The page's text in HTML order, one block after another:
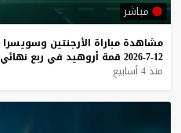
مباشر
مشاهدة مباراة الأرجنتين وسويسرا
12-7-2026
قمة أروهيد في ربع نهائي
منذ 4 أسابيع